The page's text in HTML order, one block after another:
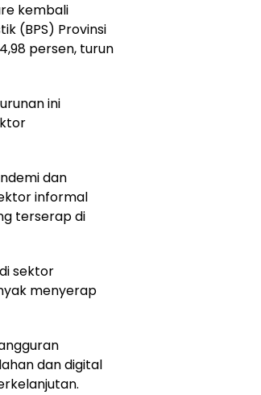
kembali
(BPS) Provinsi
persen, turun
ini
dan
informal
terserap di
sektor
menyerap
dan digital